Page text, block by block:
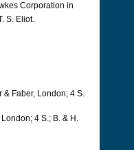
Corporation in
S. Eliot.
& Faber, London; 4 S.
4 S.; B. & H.